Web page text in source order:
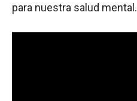
para nuestra salud mental.